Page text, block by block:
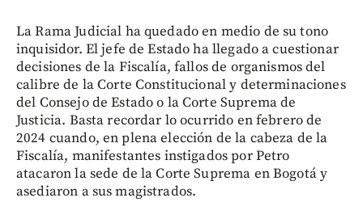
La Rama Judicial ha quedado en medio de su tono
inquisidor. El jefe de Estado ha llegado a cuestionar
decisiones de la Fiscalía, fallos de organismos del
calibre de la Corte Constitucional y determinaciones
del Consejo de Estado o la Corte Suprema de
Justicia. Basta recordar lo ocurrido en febrero de
2024 cuando, en plena elección de la cabeza de la
Fiscalía, manifestantes instigados por Petro
atacaron la sede de la Corte Suprema en Bogotá y
asediaron a sus magistrados.